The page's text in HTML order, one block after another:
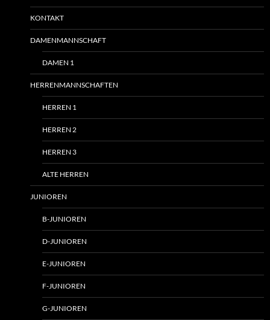
KONTAKT
DAMENMANNSCHAFT
DAMEN 1
HERRENMANNSCHAFTEN
HERREN 1
HERREN 2
HERREN 3
ALTE HERREN
JUNIOREN
B-JUNIOREN
D-JUNIOREN
E-JUNIOREN
F-JUNIOREN
G-JUNIOREN